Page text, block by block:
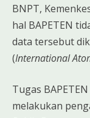
BNPT,
hal BAPETEN
data tersebut
(International
Tugas
melakukan